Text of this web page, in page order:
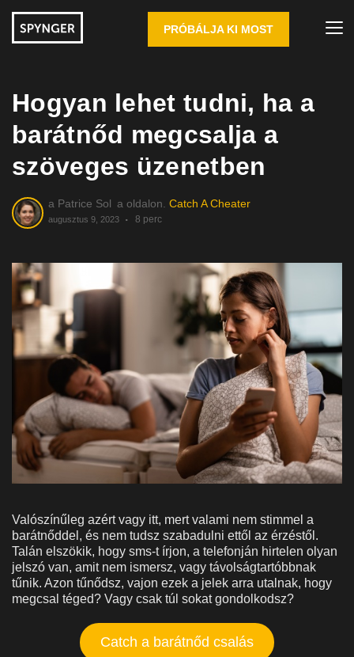
PRÓBÁLJA KI MOST
Hogyan lehet tudni, ha a
barátnőd megcsalja a
szöveges üzenetben
a Patrice Sol a oldalon. Catch A Cheater
augusztus 9, 2023 8 perc
Valószínűleg azért vagy itt, mert valami nem stimmel a
barátnőddel, és nem tudsz szabadulni ettől az érzéstől.
Talán elszökik, hogy sms-t írjon, a telefonján hirtelen olyan
jelszó van, amit nem ismersz, vagy távolságtartóbbnak
tűnik. Azon tűnődsz, vajon ezek a jelek arra utalnak, hogy
megcsal téged? Vagy csak túl sokat gondolkodsz?
Catch a barátnőd csalás